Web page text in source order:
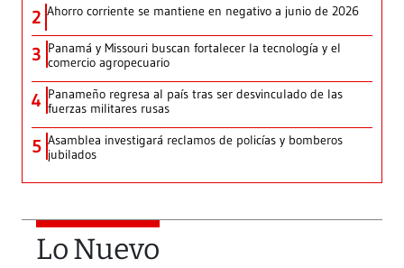
2 Ahorro corriente se mantiene en negativo a junio de 2026
3 Panamá y Missouri buscan fortalecer la tecnología y el
comercio agropecuario
4 Panameño regresa al país tras ser desvinculado de las
fuerzas militares rusas
5 Asamblea investigará reclamos de policías y bomberos
jubilados
Lo Nuevo